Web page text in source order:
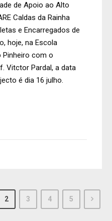
de Apoio ao Alto
Caldas da Rainha
e Encarregados de
hoje, na Escola
Pinheiro com o
Vitctor Pardal, a data
é dia 16 julho.
2 3 4 5